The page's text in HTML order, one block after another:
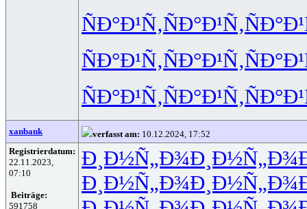
ÑÐ°Ð¹Ñ‚ÑÐ°Ð¹Ñ‚
ÑÐ°Ð¹Ñ‚ÑÐ°Ð¹Ñ‚
ÑÐ°Ð¹Ñ‚ÑÐ°Ð¹Ñ‚
xanbank verfasst am: 10.12.2024, 17:52
Registrierdatum:
22.11.2023,
07:10
Beiträge:
591758
Ð¸Ð½Ñ„Ð¾Ð¸Ð½Ñ„Ð¾
Ð¸Ð½Ñ„Ð¾Ð¸Ð½Ñ„Ð¾